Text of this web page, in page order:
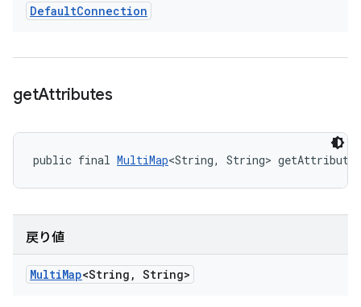
DefaultConnection
getAttributes
public final MultiMap<String, String>
戻り値
MultiMap<String , String>